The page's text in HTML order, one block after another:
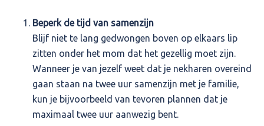
Beperk de tijd van samenzijn
Blijf niet te lang gedwongen boven op elkaars lip
zitten onder het mom dat het gezellig moet zijn.
Wanneer je van jezelf weet dat je nekharen overeind
gaan staan na twee uur samenzijn met je familie,
kun je bijvoorbeeld van tevoren plannen dat je
maximaal twee uur aanwezig bent.